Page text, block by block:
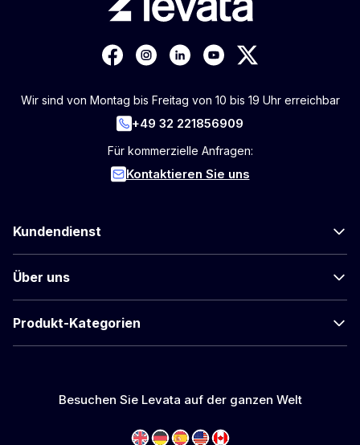
Wir sind von Montag bis Freitag von 10 bis 19 Uhr erreichbar
+49 32 221856909
Für kommerzielle Anfragen:
Kontaktieren Sie uns
Kundendienst
Über uns
Produkt-Kategorien
Besuchen Sie Levata auf der ganzen Welt